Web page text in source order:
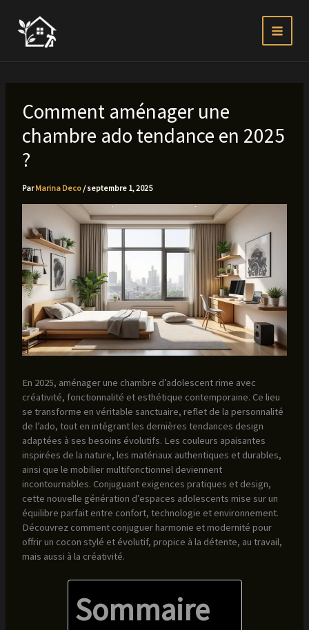
contenu
Comment aménager une
chambre ado tendance en 2025
?
ParMarina Deco /septembre 1, 2025
En 2025, aménager une chambre d’adolescent rime avec
créativité, fonctionnalité et esthétique contemporaine. Ce lieu
se transforme en véritable sanctuaire, reflet de la personnalité
de l’ado, tout en intégrant les dernières tendances design
adaptées à ses besoins évolutifs. Les couleurs apaisantes
inspirées de la nature, les matériaux authentiques et durables,
ainsi que le mobilier multifonctionnel deviennent
incontournables. Conjuguant exigences pratiques et design,
cette nouvelle génération d’espaces adolescents mise sur un
équilibre parfait entre confort, technologie et environnement.
Découvrez comment conjuguer harmonie et modernité pour
offrir un cocon stylé et évolutif, propice à la détente, au travail,
mais aussi à la créativité.
Sommaire